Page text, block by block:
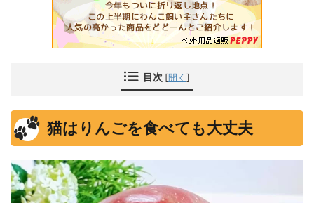
目次 [開く ]
猫はりんごを食べても大丈夫